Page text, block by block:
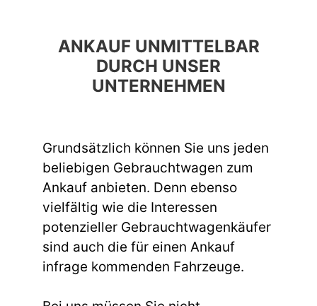
ANKAUF UNMITTELBAR
DURCH UNSER
UNTERNEHMEN
Grundsätzlich können Sie uns jeden
beliebigen Gebrauchtwagen zum
Ankauf anbieten. Denn ebenso
vielfältig wie die Interessen
potenzieller Gebrauchtwagenkäufer
sind auch die für einen Ankauf
infrage kommenden Fahrzeuge.